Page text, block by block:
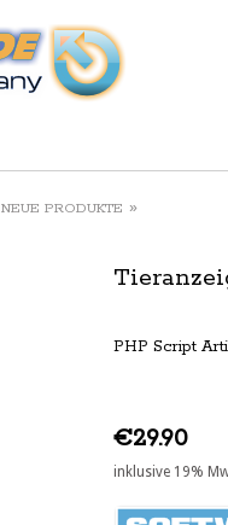
NEUE PRODUKTE »
PHP Script
€29.90
inklusive 19%